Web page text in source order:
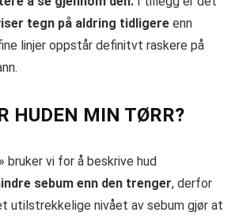
tegn på aldring tidligere enn
linjer oppstår definitvt raskere på
HUDEN MIN TØRR?
bruker vi for å beskrive hud
sebum enn den trenger, derfor
utilstrekkelige nivået av sebum gjør at